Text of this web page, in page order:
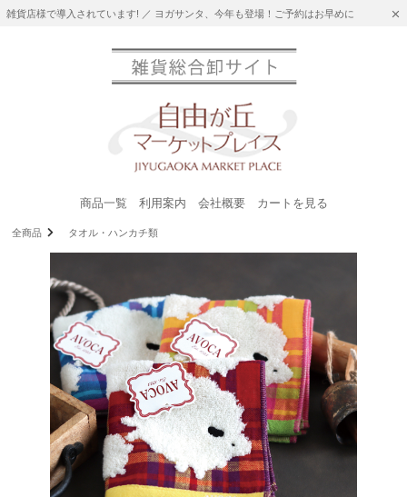
雑貨店様で導入されています! ／ ヨガサンタ、今年も登場！ご予約はお早めに
商品一覧 利用案内 会社概要 カートを見る
全商品 タオル・ハンカチ類